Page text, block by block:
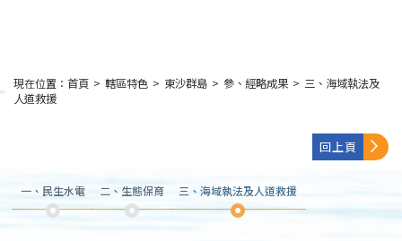
:::
現在位置： 首頁 > 轄區特色 > 東沙群島 > 參、經略成果 > 三、海域執法及
人道救援
回上頁
一、民生水電 二、生態保育 三、海域執法及人道救援